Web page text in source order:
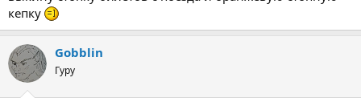
кепку
Gobblin
Гуру